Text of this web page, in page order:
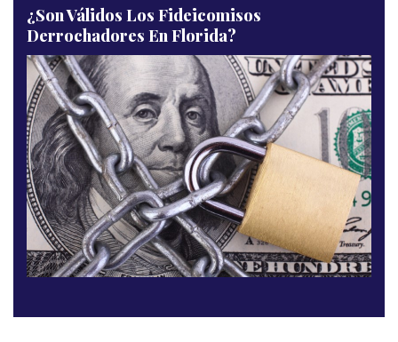
¿Son Válidos Los Fideicomisos
Derrochadores En Florida?